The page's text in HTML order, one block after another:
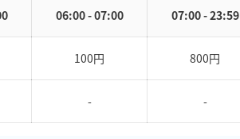
06:00 - 07:00 07:00 - 23:59
100円 800円
- -